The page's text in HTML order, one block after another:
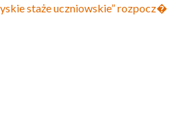
staże uczniowskie” rozpocz�